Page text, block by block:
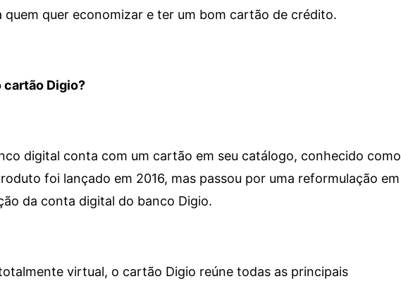
quem quer economizar e ter um bom cartão de crédito.
cartão Digio?
digital conta com um cartão em seu catálogo, conhecido como
foi lançado em 2016, mas passou por uma reformulação em
da conta digital do banco Digio.
virtual, o cartão Digio reúne todas as principais